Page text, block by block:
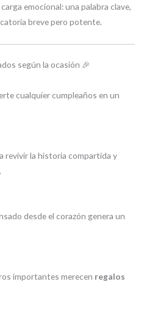
emocional: una palabra clave,
breve pero potente.
según la ocasión 🎉
cualquier cumpleaños en un
revivir la historia compartida y
desde el corazón genera un
importantes merecen regalos